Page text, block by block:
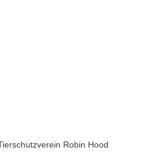
Robin Hood